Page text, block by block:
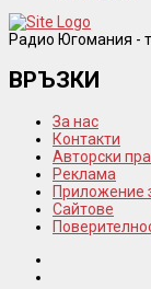
Радио Югомания -
ВРЪЗКИ
За нас
Контакти
Авторски
Реклама
Приложение
Сайтове